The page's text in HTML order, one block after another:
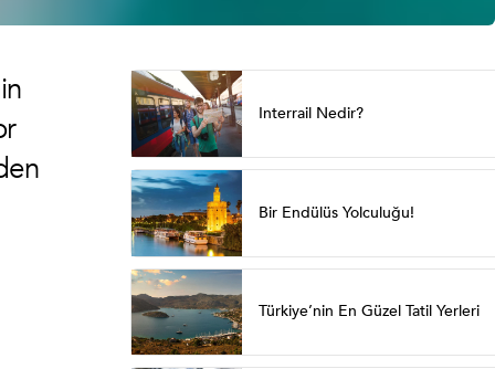
Interrail Nedir?
Bir Endülüs Yolculuğu!
Türkiye’nin En Güzel Tatil Yerleri